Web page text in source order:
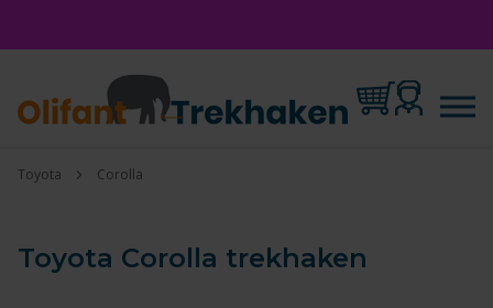
Toyota Corolla
Toyota Corolla trekhaken